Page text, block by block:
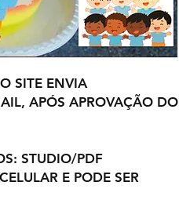
SITE ENVIA
APÓS APROVAÇÃO DO
STUDIO/PDF
E PODE SER